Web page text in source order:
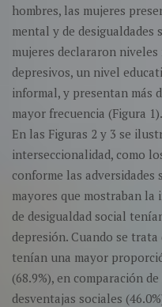
hombres, las mujeres
mental y de desigualdades
mujeres declararon
depresivos, un nivel
informal, y presentan más
mayor frecuencia (Figura 1).
En las Figuras 2 y 3 se
interseccionalidad, como
conforme las
mayores que mostraban
de desigualdad social
depresión. Cuando se trata
tenían una mayor
(68.9%), en comparación
desventajas sociales